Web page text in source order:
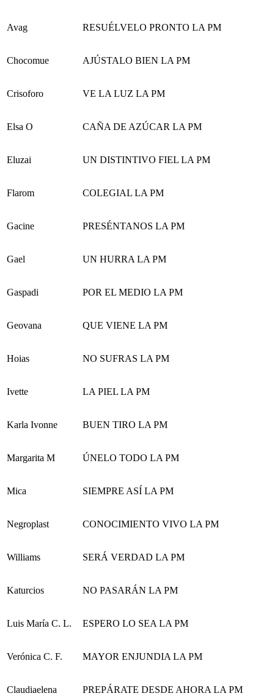
Avag RESUÉLVELO PRONTO LA PM
Chocomue AJÚSTALO BIEN LA PM
Crisoforo VE LA LUZ LA PM
Elsa O CAÑA DE AZÚCAR LA PM
Eluzai UN DISTINTIVO FIEL LA PM
Flarom COLEGIAL LA PM
Gacine PRESÉNTANOS LA PM
Gael UN HURRA LA PM
Gaspadi POR EL MEDIO LA PM
Geovana QUE VIENE LA PM
Hoias NO SUFRAS LA PM
Ivette LA PIEL LA PM
Karla Ivonne BUEN TIRO LA PM
Margarita M ÚNELO TODO LA PM
Mica SIEMPRE ASÍ LA PM
Negroplast CONOCIMIENTO VIVO LA PM
Williams SERÁ VERDAD LA PM
Katurcios NO PASARÁN LA PM
Luis María C. L. ESPERO LO SEA LA PM
Verónica C. F. MAYOR ENJUNDIA LA PM
Claudiaelena PREPÁRATE DESDE AHORA LA PM